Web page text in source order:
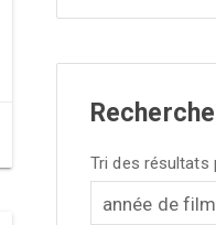
Tri des résultats
année de film